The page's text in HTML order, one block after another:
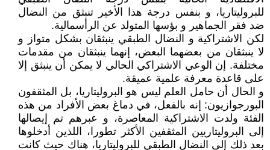
للبروليتاريا، و بنفس درجة هذا الأخير تنبثق من النضال
ضد فقر الجماهير و بؤسها المتولد عن الرأسمالية.
لكن الاشتراكية و النضال الطبقي ينبثقان بشكل متواز و
لا ينبثقان من بعضهما البعض، إنهما ينبثقان من مقدمات
مختلفة. إن الوعي الاشتراكي الحالي لا يمكن أن ينبثق إلا
على قاعدة معرفة علمية عميقة.
و الحال أن حامل العلم ليس هو البروليتاريا، بل المثقفون
البورجوازيون: إنه بالفعل، في دماغ بعض الأفراد من هذه
الفئة ولدت الاشتراكية المعاصرة، و عبرهم تم إيصالها
إلى البروليتاريين المثقفين الأكثر تطورا، اللذين أدخلوها
بعد ذلك إلى النضال الطبقي للبروليتاريا، هناك حيث كانت